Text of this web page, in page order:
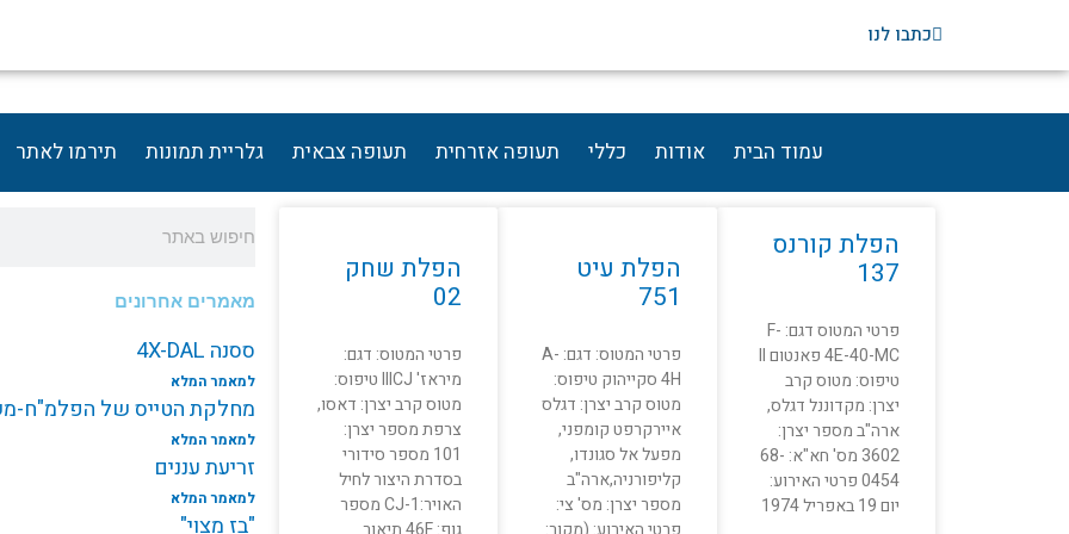
כתבו לנו
עמוד הבית אודות כללי תעופה אזרחית תעופה צבאית גלריית תמונות תירמו לאתר
הפלת קורנס
137
פרטי המטוס דגם: F-
4E-40-MC פאנטום II
טיפוס: מטוס קרב
יצרן: מקדוננל דגלס,
ארה"ב מספר יצרן:
3602 מס' חא"א: 68-
0454 פרטי האירוע:
יום 19 באפריל 1974
הפלת עיט
751
פרטי המטוס: דגם: A-
4H סקייהוק טיפוס:
מטוס קרב יצרן: דגלס
איירקרפט קומפני,
מפעל אל סגונדו,
קליפורניה,ארה"ב
מספר יצרן: מס' צי:
הפלת שחק
02
פרטי המטוס: דגם:
מיראז' IIICJ טיפוס:
מטוס קרב יצרן: דאסו,
צרפת מספר יצרן:
101 מספר סידורי
בסדרת היצור לחיל
האויר:CJ-1 מספר
מאמרים אחרונים
ססנה 4X-DAL
למאמר המלא
מחלקת הטייס של הפלמ"ח-
למאמר המלא
זריעת עננים
למאמר המלא
"בז מצוי"